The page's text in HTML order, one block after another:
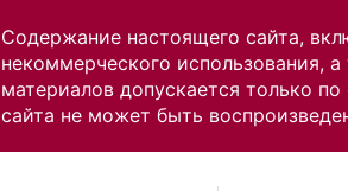
Содержание настоящего сайта,
некоммерческого использования,
материалов допускается только
сайта не может быть